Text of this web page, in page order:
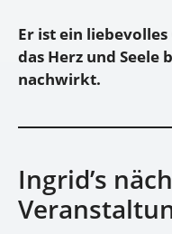
Er ist ein liebevolles
das Herz und Seele
nachwirkt.
Ingrid’s